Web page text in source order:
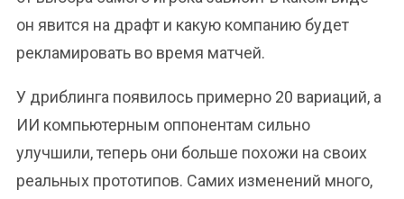
он явится на драфт и какую компанию будет
рекламировать во время матчей.
У дриблинга появилось примерно 20 вариаций, а
ИИ компьютерным оппонентам сильно
улучшили, теперь они больше похожи на своих
реальных прототипов. Самих изменений много,